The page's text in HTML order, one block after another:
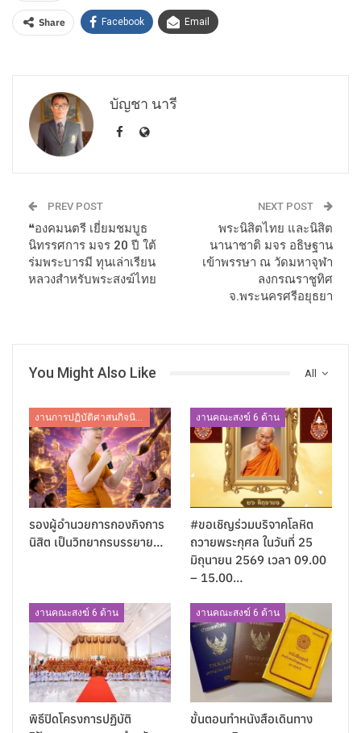
Share Facebook Email
บัญชา นารี
PREV POST
❝องคมนตรี เยี่ยมชมบูธ
นิทรรศการ มจร 20 ปี ใต้
ร่มพระบารมี ทุนเล่าเรียน
หลวงสำหรับพระสงฆ์ไทย
NEXT POST
พระนิสิตไทย และนิสิต
นานาชาติ มจร อธิษฐาน
เข้าพรรษา ณ วัดมหาจุฬา
ลงกรณราชูทิศ
จ.พระนครศรีอยุธยา
All
You Might Also Like
งานการปฏิบัติศาสนกิจนิสิต
รองผู้อำนวยการกองกิจการ
นิสิต เป็นวิทยากรบรรยาย…
งานคณะสงฆ์ 6 ด้าน
#ขอเชิญร่วมบริจาคโลหิต
ถวายพระกุศล ในวันที่ 25
มิถุนายน 2569 เวลา 09.00
– 15.00…
งานคณะสงฆ์ 6 ด้าน
พิธีปิดโครงการปฏิบัติ
งานคณะสงฆ์ 6 ด้าน
ขั้นตอนทำหนังสือเดินทาง